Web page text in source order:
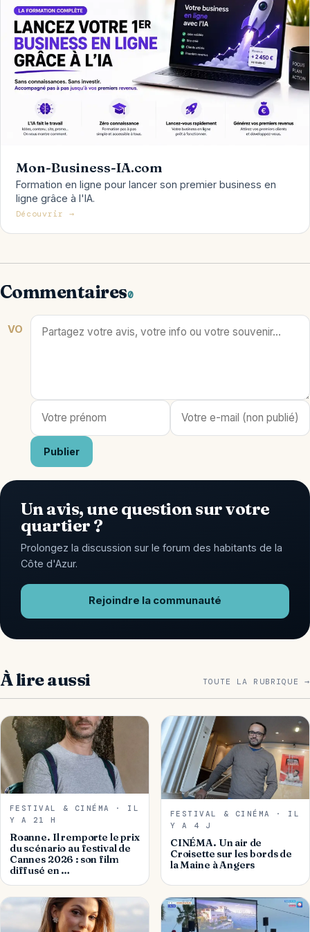
Mon-Business-IA.com
Formation en ligne pour lancer son premier business en
ligne grâce à l'IA.
Découvrir →
Commentaires0
VO
Publier
Un avis, une question sur votre
quartier ?
Prolongez la discussion sur le forum des habitants de la
Côte d'Azur.
Rejoindre la communauté
À lire aussi TOUTE LA RUBRIQUE →
FESTIVAL & CINÉMA · IL
Y A 21 H
Roanne. Il remporte le prix
du scénario au festival de
Cannes 2026 : son film
diffusé en …
FESTIVAL & CINÉMA · IL
Y A 4 J
CINÉMA. Un air de
Croisette sur les bords de
la Maine à Angers